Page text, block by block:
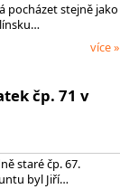
pocházet stejně jako
více »
čp. 71 v
staré čp. 67.
byl Jiří…